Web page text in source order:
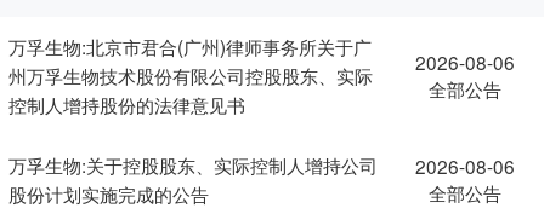
万孚生物:北京市君合(广州)律师事务所关于广
州万孚生物技术股份有限公司控股股东、实际
控制人增持股份的法律意见书
2026-08-06
全部公告
万孚生物:关于控股股东、实际控制人增持公司
股份计划实施完成的公告
2026-08-06
全部公告